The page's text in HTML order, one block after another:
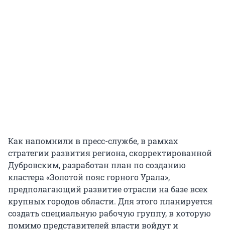
Как напомнили в пресс-службе, в рамках
cтратегии развития региона, скорректированной
Дубровским, разработан план по созданию
кластера «Золотой пояс горного Урала»,
предполагающий развитие отрасли на базе всех
крупных городов области. Для этого планируется
создать специальную рабочую группу, в которую
помимо представителей власти войдут и